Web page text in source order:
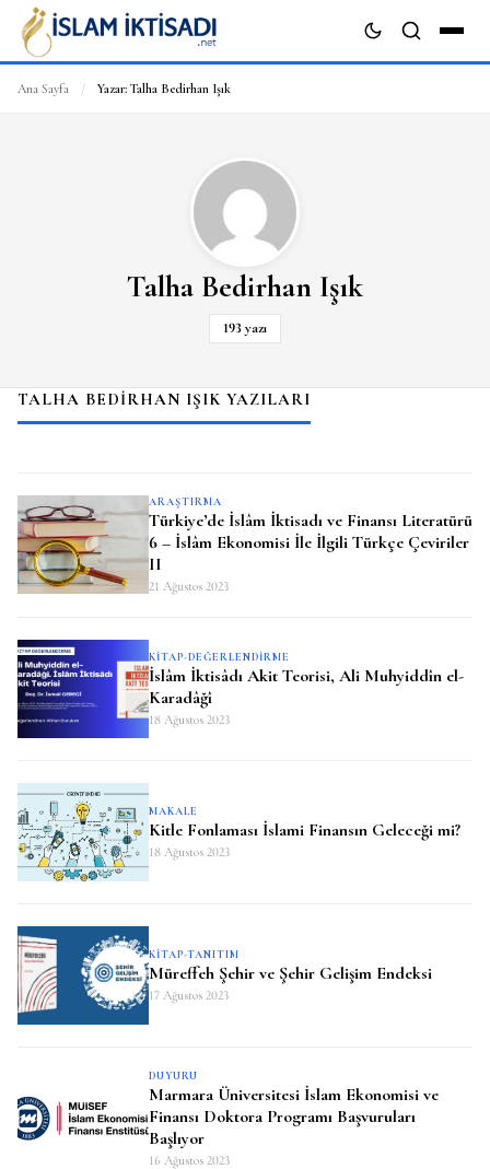
Ana Sayfa / Yazar: Talha Bedirhan Işık
Talha Bedirhan Işık
193 yazı
TALHA BEDIRHAN IŞIK YAZILARI
ARAŞTIRMA
Türkiye’de İslâm İktisadı ve Finansı Literatürü
6 – İslâm Ekonomisi İle İlgili Türkçe Çeviriler
II
21 Ağustos 2023
KITAP-DEĞERLENDIRME
İslâm İktisâdı Akit Teorisi, Ali Muhyiddîn el-
Karadâğî
18 Ağustos 2023
MAKALE
Kitle Fonlaması İslami Finansın Geleceği mi?
18 Ağustos 2023
KITAP-TANITIM
Müreffeh Şehir ve Şehir Gelişim Endeksi
17 Ağustos 2023
DUYURU
Marmara Üniversitesi İslam Ekonomisi ve
Finansı Doktora Programı Başvuruları
Başlıyor
16 Ağustos 2023